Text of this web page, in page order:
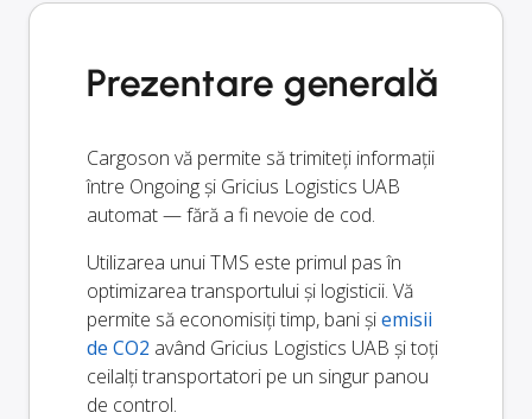
Prezentare generală
Cargoson vă permite să trimiteți informații
între Ongoing și Gricius Logistics UAB
automat — fără a fi nevoie de cod.
Utilizarea unui TMS este primul pas în
optimizarea transportului și logisticii. Vă
permite să economisiți timp, bani șiemisii
de CO2 având Gricius Logistics UAB și toți
ceilalți transportatori pe un singur panou
de control.